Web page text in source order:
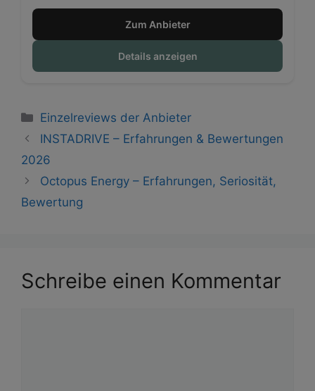
Zum Anbieter
Details anzeigen
Kategorien
Einzelreviews der Anbieter
INSTADRIVE – Erfahrungen & Bewertungen
2026
Octopus Energy – Erfahrungen, Seriosität,
Bewertung
Schreibe einen Kommentar